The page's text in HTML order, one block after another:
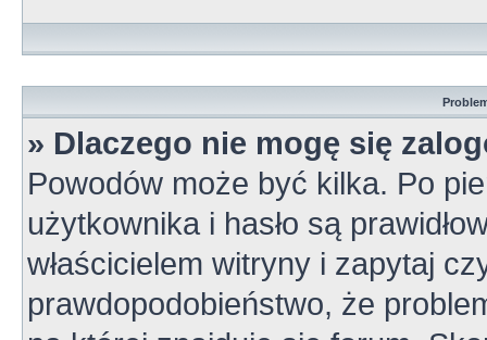
» Dlaczego nie mogę się
Powodów może być kilka. Po
użytkownika i hasło są
właścicielem witryny i zapytaj
prawdopodobieństwo, że